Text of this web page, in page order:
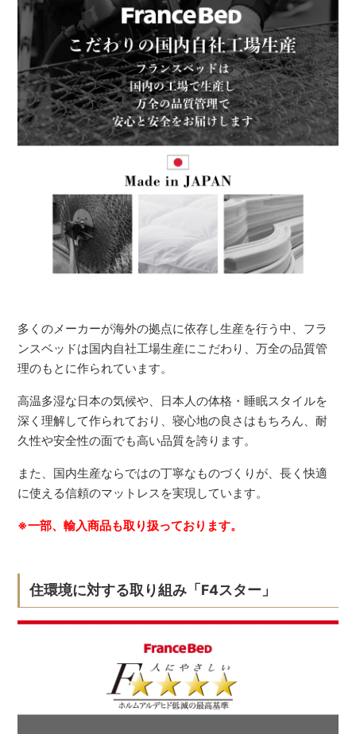
多くのメーカーが海外の拠点に依存し生産を行う中、フラ
ンスベッドは国内自社工場生産にこだわり、万全の品質管
理のもとに作られています。
高温多湿な日本の気候や、日本人の体格・睡眠スタイルを
深く理解して作られており、寝心地の良さはもちろん、耐
久性や安全性の面でも高い品質を誇ります。
また、国内生産ならではの丁寧なものづくりが、長く快適
に使える信頼のマットレスを実現しています。
※一部、輸入商品も取り扱っております。
住環境に対する取り組み「F4スター」